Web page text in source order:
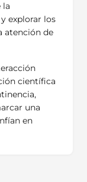
la
explorar los
atención de
científica
una
en